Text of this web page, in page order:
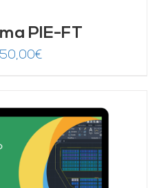
PIE-FT
€